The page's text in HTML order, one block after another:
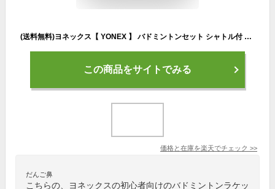
(送料無料)ヨネックス【 YONEX 】 バドミントンセット シャトル付 バドミントンラケット2本セット （シャトル：イエロー3個入り）【 MP2 M40CBP ガット張り上げ品 】【翌日配達対象】【メール便不可】[自社]
この商品をサイトでみる
価格と在庫を楽天でチェック >>
だんご鼻
こちらの、ヨネックスの初心者向けのバドミントンラケッ